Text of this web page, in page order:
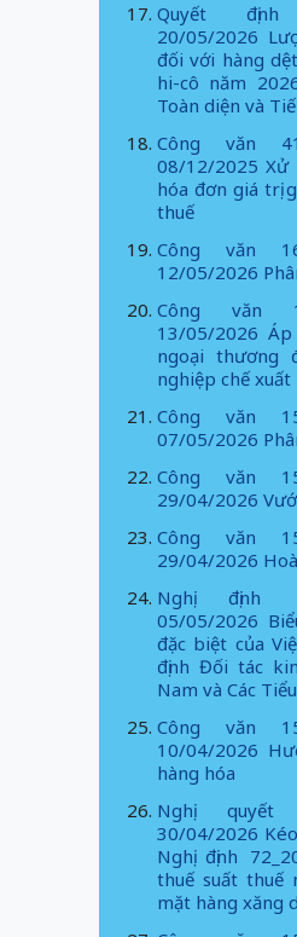
Quyết định
20/05/2026
đối với hàng
hi-cô năm
Toàn diện và
Công văn
08/12/2025
hóa đơn giá trị
thuế
Công văn
12/05/2026
Công văn
13/05/2026
ngoại thương
nghiệp chế xuất
Công văn
07/05/2026
Công văn
29/04/2026
Công văn
29/04/2026
Nghị định
05/05/2026
đặc biệt của
định Đối tác
Nam và Các Tiểu
Công văn
10/04/2026
hàng hóa
Nghị quyết
30/04/2026
Nghị định
thuế suất thuế
mặt hàng xăng